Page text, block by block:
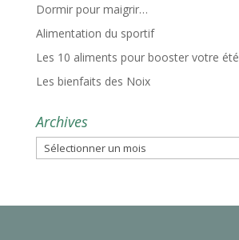
Dormir pour maigrir…
Alimentation du sportif
Les 10 aliments pour booster votre été
Les bienfaits des Noix
Archives
Archives